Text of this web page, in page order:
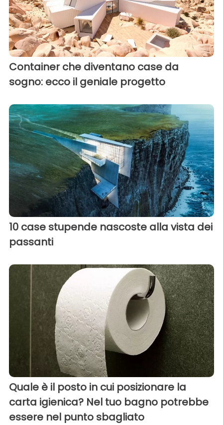
Container che diventano case da
sogno: ecco il geniale progetto
10 case stupende nascoste alla vista dei
passanti
Quale è il posto in cui posizionare la
carta igienica? Nel tuo bagno potrebbe
essere nel punto sbagliato